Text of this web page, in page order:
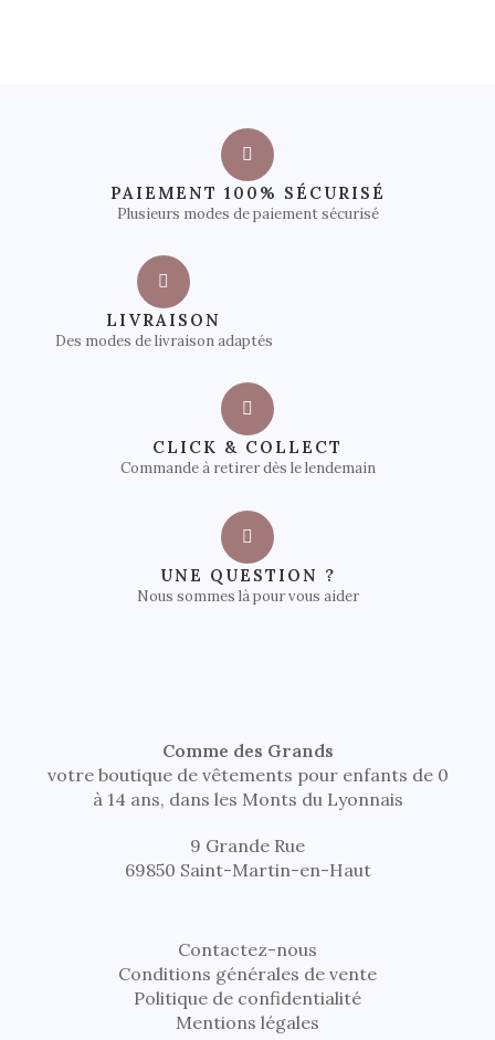
PAIEMENT 100% SÉCURISÉ
Plusieurs modes de paiement sécurisé
LIVRAISON
Des modes de livraison adaptés
CLICK & COLLECT
Commande à retirer dès le lendemain
UNE QUESTION ?
Nous sommes là pour vous aider
Comme des Grands
votre boutique de vêtements pour enfants de 0
à 14 ans, dans les Monts du Lyonnais
9 Grande Rue
69850 Saint-Martin-en-Haut
Contactez-nous
Conditions générales de vente
Politique de confidentialité
Mentions légales